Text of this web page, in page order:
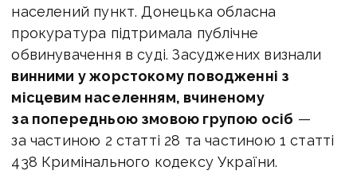
населений пункт. Донецька обласна
прокуратура підтримала публічне
обвинувачення в суді. Засуджених визнали
винними ужорстокому поводженні з
місцевим населенням, вчиненому
за попередньою змовою групою осіб —
за частиною 2 статті 28 та частиною 1 статті
438 Кримінального кодексу України.